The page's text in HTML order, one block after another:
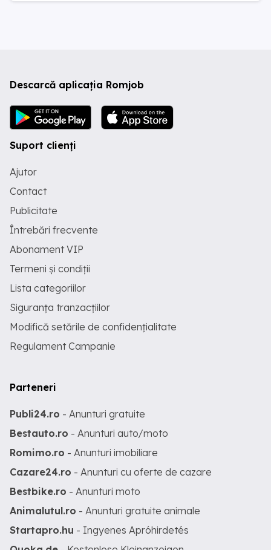
Descarcă aplicația Romjob
Suport clienți
Ajutor
Contact
Publicitate
Întrebări frecvente
Abonament VIP
Termeni și condiții
Lista categoriilor
Siguranța tranzacțiilor
Modifică setările de confidențialitate
Regulament Campanie
Parteneri
Publi24.ro - Anunturi gratuite
Bestauto.ro - Anunturi auto/moto
Romimo.ro - Anunturi imobiliare
Cazare24.ro - Anunturi cu oferte de cazare
Bestbike.ro - Anunturi moto
Animalutul.ro - Anunturi gratuite animale
Startapro.hu - Ingyenes Apróhirdetés